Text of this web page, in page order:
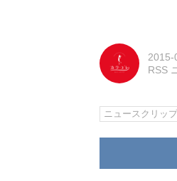
2015-
RSS
ニュースクリッ